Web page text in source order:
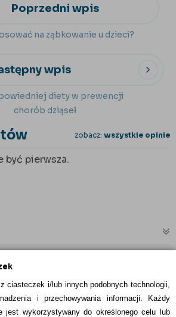
ciasteczek i/lub innych podobnych technologii,
i przechowywania informacji. Każdy
jest wykorzystywany do określonego celu lub
Poprzedni wpis
na ząbkowanie u dzieci?
wpis
diety w prewencji
chorób dziąseł
zobacz: wszystkie opinie
być pierwsza.